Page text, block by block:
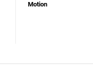
Motion